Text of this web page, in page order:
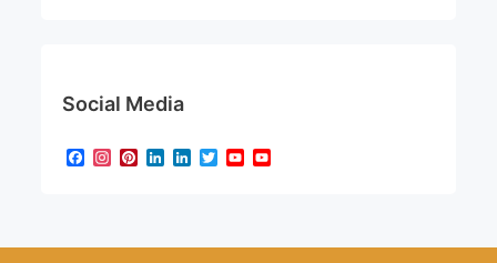
Social Media
Facebook
Instagram
Pinterest
LinkedIn
LinkedIn
TwitterYouTube